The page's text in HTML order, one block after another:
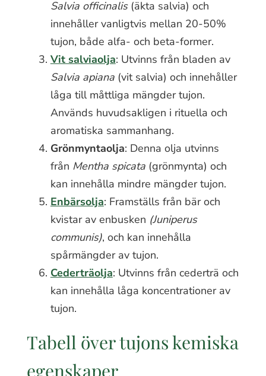
Salvia officinalis(äkta salvia) och
innehåller vanligtvis mellan 20-50%
tujon, både alfa- och beta-former.
Vit salviaolja: Utvinns från bladen av
Salvia apiana(vit salvia) och innehåller
låga till måttliga mängder tujon.
Används huvudsakligen i rituella och
aromatiska sammanhang.
Grönmyntaolja: Denna olja utvinns
från Mentha spicata(grönmynta) och
kan innehålla mindre mängder tujon.
Enbärsolja: Framställs från bär och
kvistar av enbusken (Juniperus
communis), och kan innehålla
spårmängder av tujon.
Cederträolja: Utvinns från cederträ och
kan innehålla låga koncentrationer av
tujon.
Tabell över tujons kemiska
egenskaper